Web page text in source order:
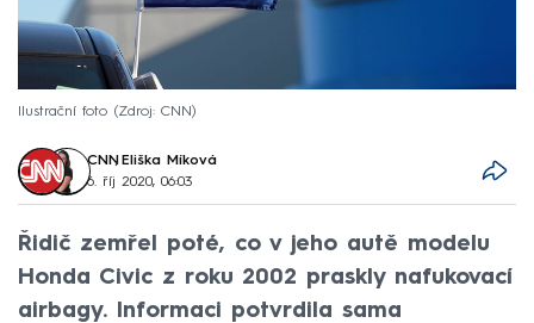
Ilustrační foto Zdroj: CNN
CNN, Eliška Míková
6. říj 2020, 06:03
Řidič zemřel poté, co v jeho autě modelu
Honda Civic z roku 2002 praskly nafukovací
airbagy. Informaci potvrdila sama